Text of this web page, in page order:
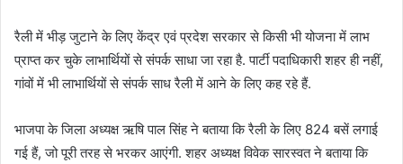
रैली में भीड़ जुटाने के लिए केंद्र एवं प्रदेश सरकार से किसी भी योजना में लाभ
प्राप्त कर चुके लाभार्थियों से संपर्क साधा जा रहा है. पार्टी पदाधिकारी शहर ही नहीं,
गांवों में भी लाभार्थियों से संपर्क साध रैली में आने के लिए कह रहे हैं.
भाजपा के जिला अध्यक्ष ऋषि पाल सिंह ने बताया कि रैली के लिए 824 बसें लगाई
गई हैं, जो पूरी तरह से भरकर आएंगी. शहर अध्यक्ष विवेक सारस्वत ने बताया कि